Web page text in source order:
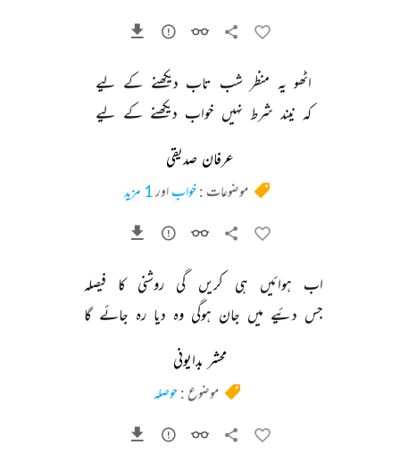
اٹھو یہ منظر شب تاب دیکھنے کے لیے
کہ نیند شرط نہیں خواب دیکھنے کے لیے
عرفان صدیقی
موضوعات :خواب اور1 مزید
اب ہوائیں ہی کریں گی روشنی کا
فیصلہ
جس دئیے میں جان ہوگی وہ دیا رہ جائے گا
محشر بدایونی
موضوع :حوصلہ